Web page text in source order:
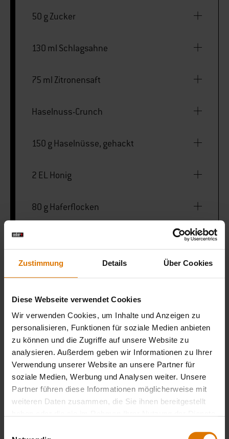
Zustimmung Details Über Cookies
Diese Webseite verwendet Cookies
Wir verwenden Cookies, um Inhalte und Anzeigen zu
personalisieren, Funktionen für soziale Medien anbieten
zu können und die Zugriffe auf unsere Website zu
analysieren. Außerdem geben wir Informationen zu Ihrer
Verwendung unserer Website an unsere Partner für
soziale Medien, Werbung und Analysen weiter. Unsere
Partner führen diese Informationen möglicherweise mit
weiteren Daten zusammen, die Sie ihnen bereitgestellt
50 g Zucker
130 ml Schlagsahne
75 ml Zitronensaft
Haselnuss-Crunch
150 g Haselnüsse, gehackt
2 EL Honig
80 g Haferflocken
Premium-Grillhandschuhe
LISTE DRUCKEN